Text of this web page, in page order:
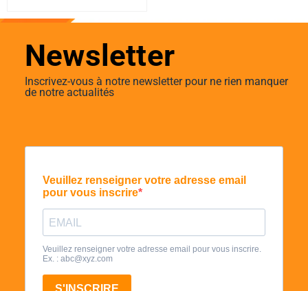
Newsletter
Inscrivez-vous à notre newsletter pour ne rien manquer
de notre actualités